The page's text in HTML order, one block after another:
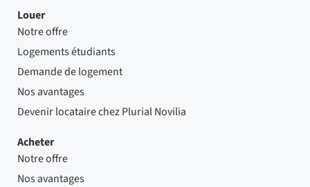
Louer
Notre offre
Logements étudiants
Demande de logement
Nos avantages
Devenir locataire chez Plurial Novilia
Acheter
Notre offre
Nos avantages